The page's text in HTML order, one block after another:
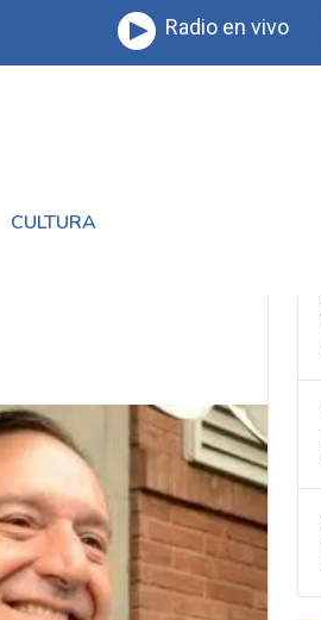
Radio en vivo
CULTURA